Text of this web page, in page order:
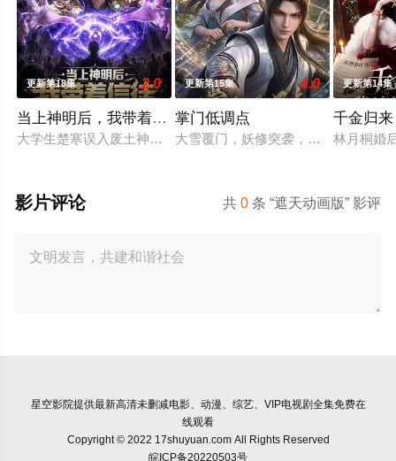
更新第18集 2.0
当上神明后，我带着信徒干翻了废土
大学生楚寒误入废土神选游戏，新手保护期即将结束，他急中生
更新第15集 4.0
掌门低调点
大雪覆门，妖修突袭，屠尽墨门，少
更新第14集
千金归
林月桐婚
共0 条 “遮天动画版” 影评
影片评论
星空影院提供最新高清未删减电影、动漫、综艺、VIP电视剧全集免费在
线观看
Copyright © 2022 17shuyuan.com All Rights Reserved
皖ICP备20220503号